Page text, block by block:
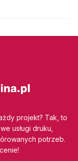
projekt? Tak, to
usługi druku,
potrzeb.